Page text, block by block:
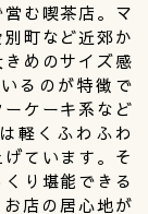
む喫茶店。マ
町など近郊か
めのサイズ感
るのが特徴で
ケーキ系など
軽くふわふわ
ています。そ
り堪能できる
店の居心地が